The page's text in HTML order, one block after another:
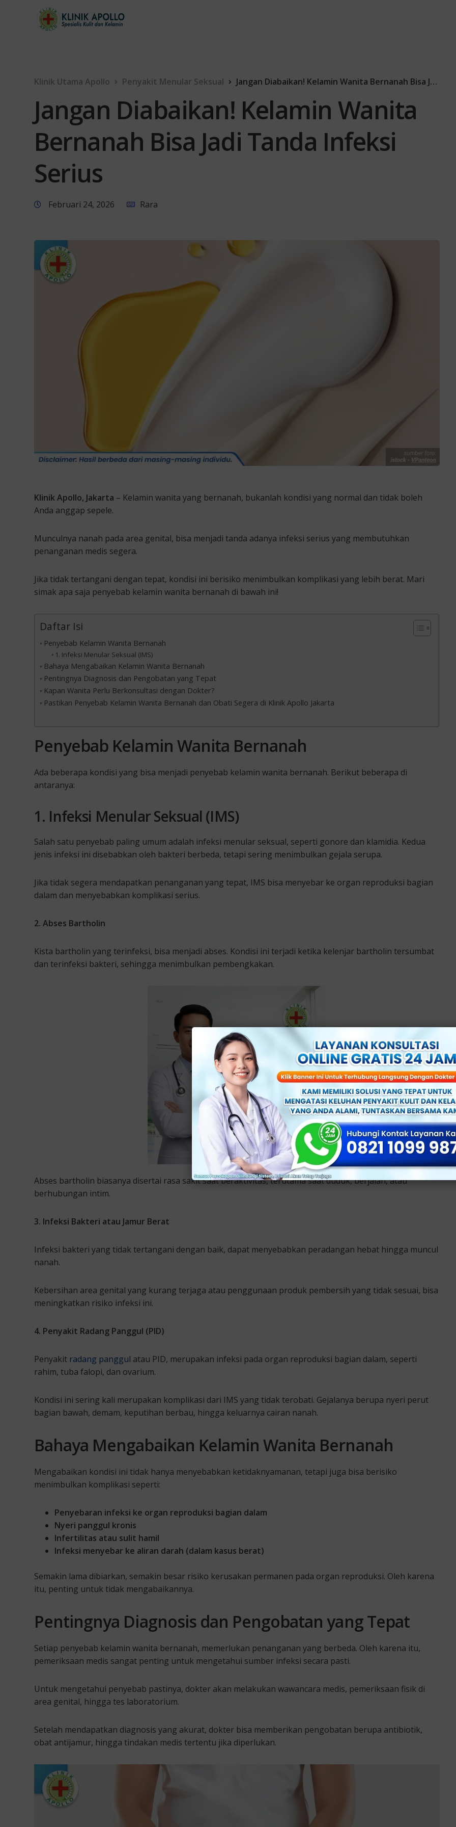
Klinik Utama Apollo Penyakit Menular Seksual Jangan Diabaikan! Kelamin Wanita Bernanah Bisa Jadi Tanda Infeksi Serius
Jangan Diabaikan! Kelamin Wanita
Bernanah Bisa Jadi Tanda Infeksi
Serius
Februari 24, 2026 Rara
Klinik Apollo, Jakarta – Kelamin wanita yang bernanah, bukanlah kondisi yang normal dan tidak boleh
Anda anggap sepele.
Munculnya nanah pada area genital, bisa menjadi tanda adanya infeksi serius yang membutuhkan
penanganan medis segera.
Jika tidak tertangani dengan tepat, kondisi ini berisiko menimbulkan komplikasi yang lebih berat. Mari
simak apa saja penyebab kelamin wanita bernanah di bawah ini!
Daftar Isi
Penyebab Kelamin Wanita Bernanah
1. Infeksi Menular Seksual (IMS)
Bahaya Mengabaikan Kelamin Wanita Bernanah
Pentingnya Diagnosis dan Pengobatan yang Tepat
Kapan Wanita Perlu Berkonsultasi dengan Dokter?
Pastikan Penyebab Kelamin Wanita Bernanah dan Obati Segera di Klinik Apollo Jakarta
Penyebab Kelamin Wanita Bernanah
Ada beberapa kondisi yang bisa menjadi penyebab kelamin wanita bernanah. Berikut beberapa di
antaranya:
1. Infeksi Menular Seksual (IMS)
Salah satu penyebab paling umum adalah infeksi menular seksual, seperti gonore dan klamidia. Kedua
jenis infeksi ini disebabkan oleh bakteri berbeda, tetapi sering menimbulkan gejala serupa.
Jika tidak segera mendapatkan penanganan yang tepat, IMS bisa menyebar ke organ reproduksi bagian
dalam dan menyebabkan komplikasi serius.
2. Abses Bartholin
Kista bartholin yang terinfeksi, bisa menjadi abses. Kondisi ini terjadi ketika kelenjar bartholin tersumbat
dan terinfeksi bakteri, sehingga menimbulkan pembengkakan.
Abses bartholin biasanya disertai rasa sakit saat beraktivitas, terutama saat duduk, berjalan, atau
berhubungan intim.
3. Infeksi Bakteri atau Jamur Berat
Infeksi bakteri yang tidak tertangani dengan baik, dapat menyebabkan peradangan hebat hingga muncul
nanah.
Kebersihan area genital yang kurang terjaga atau penggunaan produk pembersih yang tidak sesuai, bisa
meningkatkan risiko infeksi ini.
4. Penyakit Radang Panggul (PID)
Penyakit radang panggul atau PID, merupakan infeksi pada organ reproduksi bagian dalam, seperti
rahim, tuba falopi, dan ovarium.
Kondisi ini sering kali merupakan komplikasi dari IMS yang tidak terobati. Gejalanya berupa nyeri perut
bagian bawah, demam, keputihan berbau, hingga keluarnya cairan nanah.
Bahaya Mengabaikan Kelamin Wanita Bernanah
Mengabaikan kondisi ini tidak hanya menyebabkan ketidaknyamanan, tetapi juga bisa berisiko
menimbulkan komplikasi seperti:
Penyebaran infeksi ke organ reproduksi bagian dalam
Nyeri panggul kronis
Infertilitas atau sulit hamil
Infeksi menyebar ke aliran darah (dalam kasus berat)
Semakin lama dibiarkan, semakin besar risiko kerusakan permanen pada organ reproduksi. Oleh karena
itu, penting untuk tidak mengabaikannya.
Pentingnya Diagnosis dan Pengobatan yang Tepat
Setiap penyebab kelamin wanita bernanah, memerlukan penanganan yang berbeda. Oleh karena itu,
pemeriksaan medis sangat penting untuk mengetahui sumber infeksi secara pasti.
Untuk mengetahui penyebab pastinya, dokter akan melakukan wawancara medis, pemeriksaan fisik di
area genital, hingga tes laboratorium.
Setelah mendapatkan diagnosis yang akurat, dokter bisa memberikan pengobatan berupa antibiotik,
obat antijamur, hingga tindakan medis tertentu jika diperlukan.